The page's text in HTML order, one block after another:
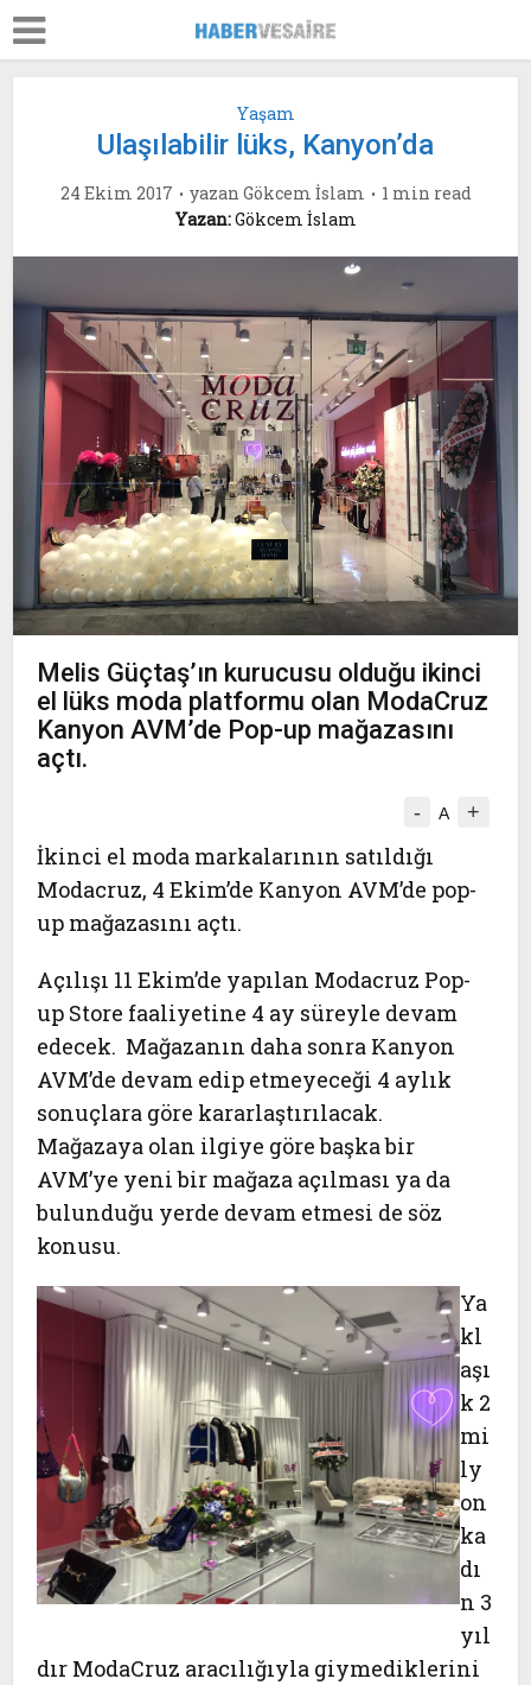
Yaşam
Ulaşılabilir lüks, Kanyon’da
24 Ekim 2017 yazan Gökcem İslam
1 min read
Yazan:Gökcem İslam
Melis Güçtaş’ın kurucusu olduğu ikinci
el lüks moda platformu olan ModaCruz
Kanyon AVM’de Pop-up mağazasını
açtı.
- A +
İkinci el moda markalarının satıldığı
Modacruz, 4 Ekim’de Kanyon AVM’de pop-
up mağazasını açtı.
Açılışı 11 Ekim’de yapılan Modacruz Pop-
up Store faaliyetine 4 ay süreyle devam
edecek. Mağazanın daha sonra Kanyon
AVM’de devam edip etmeyeceği 4 aylık
sonuçlara göre kararlaştırılacak.
Mağazaya olan ilgiye göre başka bir
AVM’ye yeni bir mağaza açılması ya da
bulunduğu yerde devam etmesi de söz
konusu.
Ya
kl
aşı
k 2
mi
ly
on
ka
dı
n 3
yıl
dır ModaCruz aracılığıyla giymediklerini